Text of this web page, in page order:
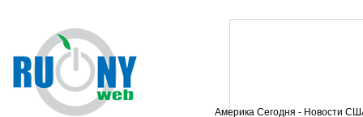
Америка Сегодня - Новости